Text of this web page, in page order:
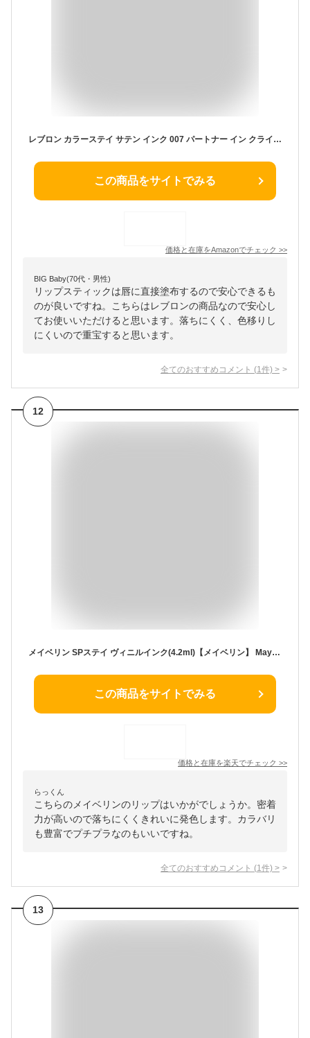
レブロン カラーステイ サテン インク 007 パートナー イン クライム:好感度マックスベージュピンク(イエベ) 落ちにくい 色移しにくい ほのツヤ サテンマット 5mL リップカラー 口紅
この商品をサイトでみる
価格と在庫をAmazonでチェック >>
BIG Baby(70代・男性)
リップスティックは唇に直接塗布するので安心できるも
のが良いですね。こちらはレブロンの商品なので安心し
てお使いいただけると思います。落ちにくく、色移りし
にくいので重宝すると思います。
全てのおすすめコメント (1 件) >
12
メイベリン SPステイ ヴィニルインク(4.2ml)【メイベリン】 Maybelline 送料無料
この商品をサイトでみる
価格と在庫を楽天でチェック >>
らっくん
こちらのメイベリンのリップはいかがでしょうか。密着
力が高いので落ちにくくきれいに発色します。カラバリ
も豊富でプチプラなのもいいですね。
全てのおすすめコメント (1 件) >
13